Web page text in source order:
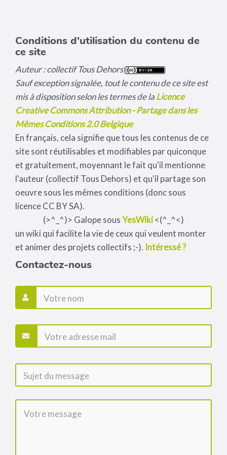
Conditions d'utilisation du contenu de
ce site
Auteur : collectif Tous Dehors
Sauf exception signalée, tout le contenu de ce site est
mis à disposition selon les termes de laLicence
Creative Commons Attribution - Partage dans les
Mêmes Conditions 2.0 Belgique
En français, cela signifie que tous les contenus de ce
site sont réutilisables et modifiables par quiconque
et gratuitement, moyennant le fait qu'il mentionne
l'auteur (collectif Tous Dehors) et qu'il partage son
oeuvre sous les mêmes conditions (donc sous
licence CC BY SA).
(>^_^)> Galope sousYesWiki<(^_^<)
un wiki qui facilite la vie de ceux qui veulent monter
et animer des projets collectifs ;-). Intéressé ?
Contactez-nous